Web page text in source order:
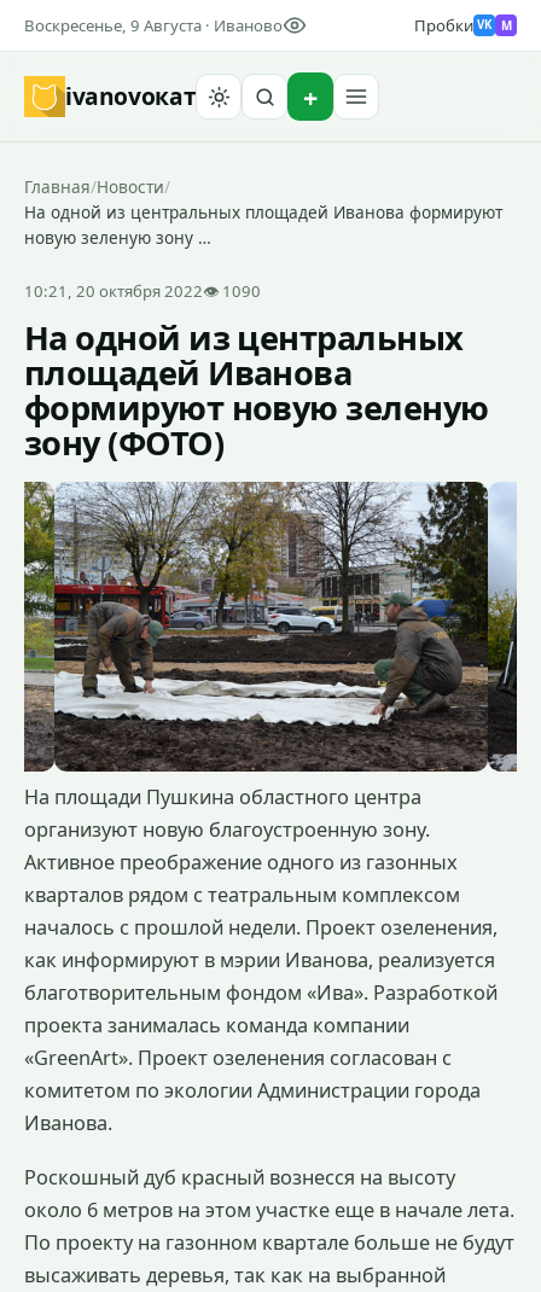
Воскресенье, 9 Августа · Иваново Пробки VK M
ivanovoкат
Главная/Новости/
На одной из центральных площадей Иванова формируют
новую зеленую зону …
10:21, 20 октября 2022👁 1090
На одной из центральных
площадей Иванова
формируют новую зеленую
зону (ФОТО)
На площади Пушкина областного центра
организуют новую благоустроенную зону.
Активное преображение одного из газонных
кварталов рядом с театральным комплексом
началось с прошлой недели. Проект озеленения,
как информируют в мэрии Иванова, реализуется
благотворительным фондом «Ива». Разработкой
проекта занималась команда компании
«GreenArt». Проект озеленения согласован с
комитетом по экологии Администрации города
Иванова.
Роскошный дуб красный вознесся на высоту
около 6 метров на этом участке еще в начале лета.
По проекту на газонном квартале больше не будут
высаживать деревья, так как на выбранной